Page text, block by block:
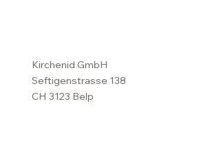
Kirchenid GmbH
Seftigenstrasse 138
CH 3123 Belp